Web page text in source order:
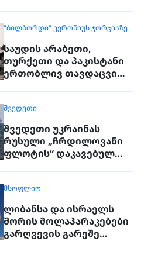
მოქალაქეებს
"ᲑᲘᲚᲑᲝᲠᲓᲘ" ᲔᲕᲠᲝᲜᲘᲣᲡ ᲯᲝᲠᲯᲘᲐᲖᲔ
საუდის არაბეთი,
თურქეთი და პაკისტანი
ერთობლივ თავდაცვით
ᲨᲕᲔᲓᲔᲗᲘ
შვედეთი უკრაინას
რუსული „ჩრდილოვანი
ფლოტის“ დაკავებულ
ᲛᲡᲝᲤᲚᲘᲝ
ლიბანსა და ისრაელს
შორის მოლაპარაკებები
გარღვევის გარეშე